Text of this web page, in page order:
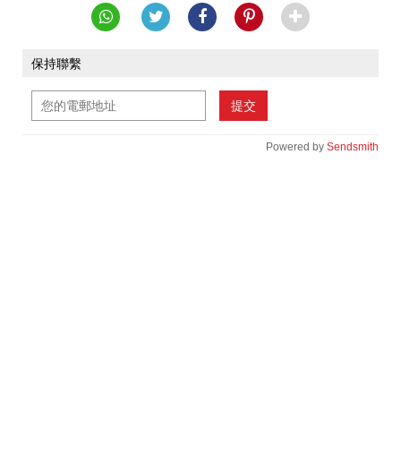
保持聯繫
提交
Powered by Sendsmith